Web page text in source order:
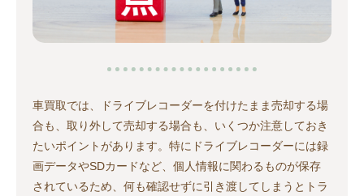
車買取では、ドライブレコーダーを付けたまま売却する場
合も、取り外して売却する場合も、いくつか注意しておき
たいポイントがあります。特にドライブレコーダーには録
画データやSDカードなど、個人情報に関わるものが保存
されているため、何も確認せずに引き渡してしまうとトラ